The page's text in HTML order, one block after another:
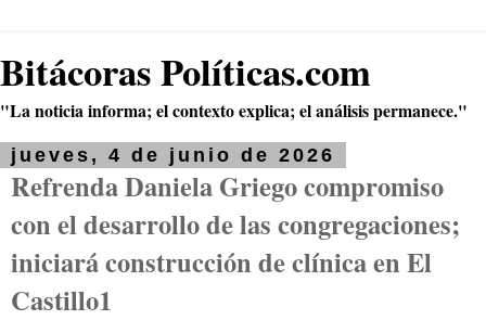
Bitácoras Políticas.com
"La noticia informa; el contexto explica; el análisis permanece."
jueves, 4 de junio de 2026
Refrenda Daniela Griego compromiso
con el desarrollo de las congregaciones;
iniciará construcción de clínica en El
Castillo1